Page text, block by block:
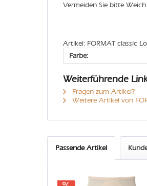
Vermeiden Sie bitte
Artikel: FORMAT classic
Farbe:
Weiterführende
Fragen zum Artikel?
Weitere Artikel von
Passende Artikel